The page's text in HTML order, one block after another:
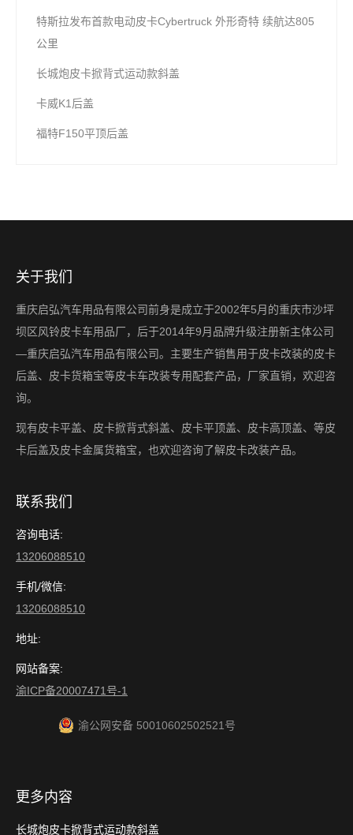
特斯拉发布首款电动皮卡Cybertruck 外形奇特 续航达805
公里
长城炮皮卡掀背式运动款斜盖
卡威K1后盖
福特F150平顶后盖
关于我们
重庆启弘汽车用品有限公司前身是成立于2002年5月的重庆市沙坪
坝区风铃皮卡车用品厂，后于2014年9月品牌升级注册新主体公司
—重庆启弘汽车用品有限公司。主要生产销售用于皮卡改装的皮卡
后盖、皮卡货箱宝等皮卡车改装专用配套产品，厂家直销，欢迎咨
询。
现有皮卡平盖、皮卡掀背式斜盖、皮卡平顶盖、皮卡高顶盖、等皮
卡后盖及皮卡金属货箱宝，也欢迎咨询了解皮卡改装产品。
联系我们
咨询电话:
13206088510
手机/微信:
13206088510
地址:
网站备案:
渝ICP备20007471号-1
渝公网安备 50010602502521号
更多内容
长城炮皮卡掀背式运动款斜盖